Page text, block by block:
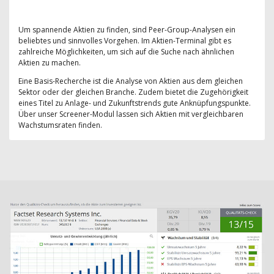
Um spannende Aktien zu finden, sind Peer-Group-Analysen ein
beliebtes und sinnvolles Vorgehen. Im Aktien-Terminal gibt es
zahlreiche Möglichkeiten, um sich auf die Suche nach ähnlichen
Aktien zu machen.
Eine Basis-Recherche ist die Analyse von Aktien aus dem gleichen
Sektor oder der gleichen Branche. Zudem bietet die Zugehörigkeit
eines Titel zu Anlage- und Zukunftstrends gute Anknüpfungspunkte.
Über unser Screener-Modul lassen sich Aktien mit vergleichbaren
Wachstumsraten finden.